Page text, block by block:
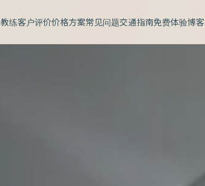
教练客户评价价格方案常见问题交通指南免费体验博客